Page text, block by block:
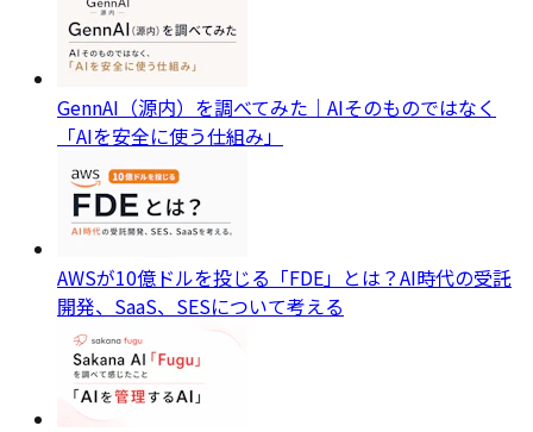
GennAI（源内）を調べてみた｜AIそのものではなく
「AIを安全に使う仕組み」
AWSが10億ドルを投じる「FDE」とは？AI時代の受託
開発、SaaS、SESについて考える